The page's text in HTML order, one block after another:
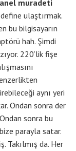
muradeti
ulaştırmak.
bu bilgisayarın
hah. Şimdi
220’lik fişe
aynı yeri
Ondan sonra der
sonra bu
parayla satar.
Takılmış da. Her